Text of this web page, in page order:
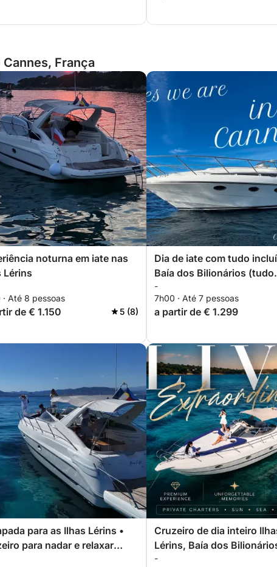
França
noturna em iate nas
Lérins
Até 8 pessoas
de € 1.150 5 (8)
Dia de iate com tudo
Baía dos Bilionários (tudo
incluído)
-
7h00 · Até 7 pessoas
a partir de € 1.299
para as Ilhas Lérins •
para nadar e relaxar
de Cannes
Cruzeiro de dia inteiro
Lérins, Baía dos
Théoule-sur-Mer
-